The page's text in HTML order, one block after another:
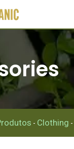
- Clothing -